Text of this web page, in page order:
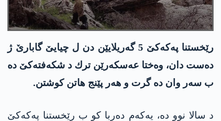
رێخستنا په‌كه‌كێ 5 گه‌ریلایێن دن ل چیایێ گابارێ ژ
ده‌ست دان، وه‌ختا عه‌سكه‌رێن ترك د شكه‌فته‌كێ ده‌
ب سه‌ر وان ده‌ گرت و هه‌ر پێنج هاتن كوشتن.
د سالا نوو ده‌، یه‌كه‌م ده‌ربا كو ب رێخستنا په‌كه‌كێ